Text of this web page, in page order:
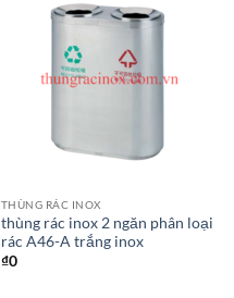
THÙNG RÁC INOX
thùng rác inox 2 ngăn phân loại
rác A46-A trắng inox
₫0